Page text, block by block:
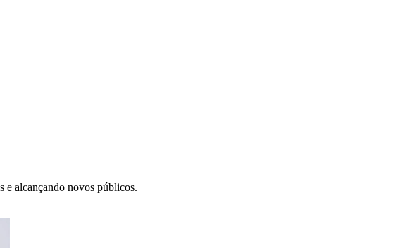
e alcançando novos públicos.